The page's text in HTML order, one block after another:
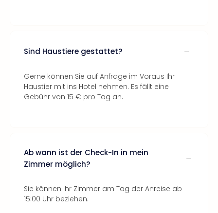
Sind Haustiere gestattet?
Gerne können Sie auf Anfrage im Voraus Ihr
Haustier mit ins Hotel nehmen. Es fällt eine
Gebühr von 15 € pro Tag an.
Ab wann ist der Check-In in mein
Zimmer möglich?
Sie können Ihr Zimmer am Tag der Anreise ab
15:00 Uhr beziehen.